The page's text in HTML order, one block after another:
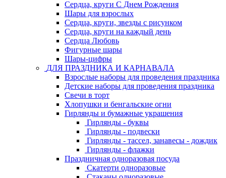
Сердца, круги С Днем Рождения
Шары для взрослых
Сердца, круги, звезды с рисунком
Сердца, круги на каждый день
Сердца Любовь
Фигурные шары
Шары-цифры
ДЛЯ ПРАЗДНИКА И КАРНАВАЛА
Взрослые наборы для проведения праздника
Детские наборы для проведения праздника
Свечи в торт
Хлопушки и бенгальские огни
Гирлянды и бумажные украшения
Гирлянды - буквы
Гирлянды - подвески
Гирлянды - тассел, занавесы - дождик
Гирлянды - флажки
Праздничная одноразовая посуда
Скатерти одноразовые